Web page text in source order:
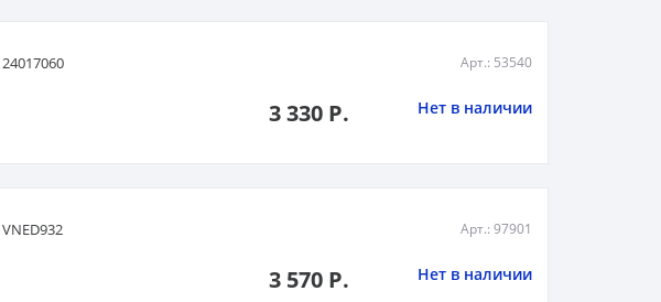
24017060 Арт.: 53540
3 330 Р. Нет в наличии
VNED932 Арт.: 97901
3 570 Р. Нет в наличии